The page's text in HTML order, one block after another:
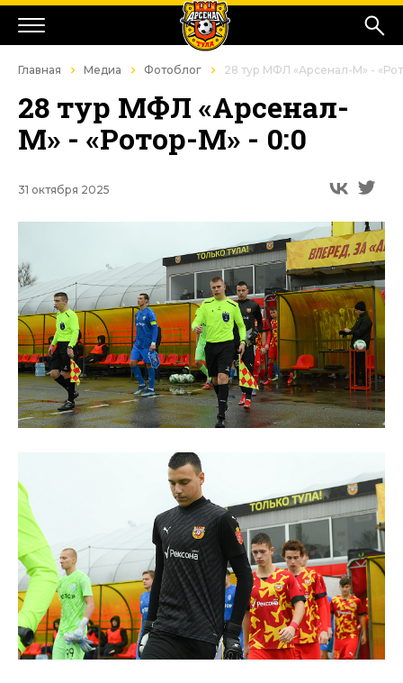
Главная Медиа Фотоблог 28 тур МФЛ «Арсенал-М» -
28 тур МФЛ «Арсенал-
М» - «Ротор-М» - 0:0
31 октября 2025